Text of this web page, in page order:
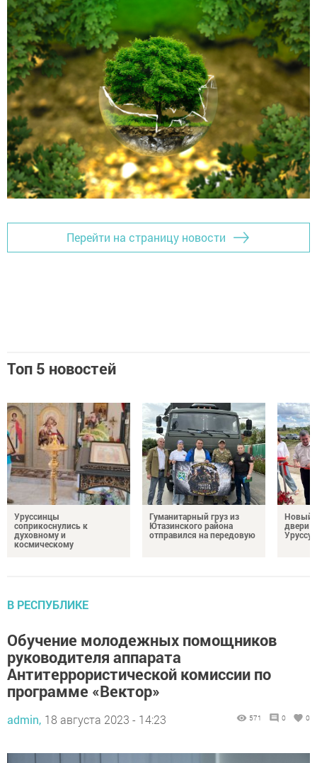
Перейти на страницу новости
Топ 5 новостей
Уруссинцы
соприкоснулись к
духовному и
космическому
Гуманитарный груз из
Ютазинского района
отправился на передовую
Новый
двери
Уруссу
В РЕСПУБЛИКЕ
Обучение молодежных помощников
руководителя аппарата
Антитеррористической комиссии по
программе «Вектор»
admin, 18 августа 2023 - 14:23 571 0 0